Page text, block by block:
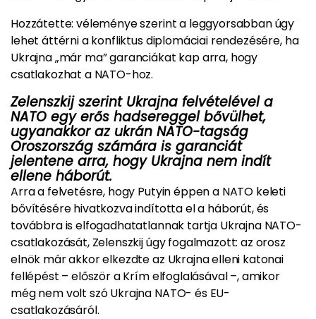
Hozzátette: véleménye szerint a leggyorsabban úgy
lehet áttérni a konfliktus diplomáciai rendezésére, ha
Ukrajna „már ma” garanciákat kap arra, hogy
csatlakozhat a NATO-hoz.
Zelenszkij szerint Ukrajna felvételével a
NATO egy erős hadsereggel bővülhet,
ugyanakkor az ukrán NATO-tagság
Oroszország számára is garanciát
jelentene arra, hogy Ukrajna nem indít
ellene háborút.
Arra a felvetésre, hogy Putyin éppen a NATO keleti
bővítésére hivatkozva indította el a háborút, és
továbbra is elfogadhatatlannak tartja Ukrajna NATO-
csatlakozását, Zelenszkij úgy fogalmazott: az orosz
elnök már akkor elkezdte az Ukrajna elleni katonai
fellépést – először a Krím elfoglalásával –, amikor
még nem volt szó Ukrajna NATO- és EU-
csatlakozásáról.